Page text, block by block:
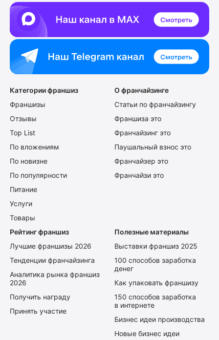
Категории франшиз
Франшизы
Отзывы
Top List
По вложениям
По новизне
По популярности
Питание
Услуги
Товары
О франчайзинге
Статьи по франчайзингу
Франшиза это
Франчайзинг это
Паушальный взнос это
Франчайзер это
Франчайзи это
Рейтинг франшиз
Лучшие франшизы 2026
Тенденции франчайзинга
Аналитика рынка франшиз
2026
Получить награду
Принять участие
Полезные материалы
Выставки франшиз 2025
100 способов заработка
денег
Как упаковать франшизу
150 способов заработка
в интернете
Бизнес идеи производства
Новые бизнес идеи